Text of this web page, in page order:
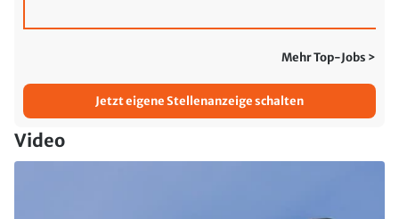
Mehr Top-Jobs >
Jetzt eigene Stellenanzeige schalten
Video